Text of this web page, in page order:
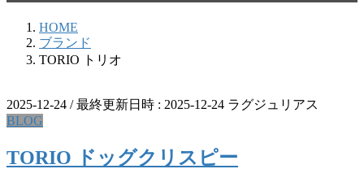
HOME
ブランド
TORIO トリオ
2025-12-24 / 最終更新日時 : 2025-12-24 ラグジュリアス
BLOG
TORIO ドッグクリスピー